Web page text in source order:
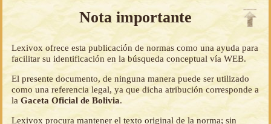
Nota importante
Lexivox ofrece esta publicación de normas como una ayuda para
facilitar su identificación en la búsqueda conceptual vía WEB.
El presente documento, de ninguna manera puede ser utilizado
como una referencia legal, ya que dicha atribución corresponde a
laGaceta Oficial de Bolivia.
Lexivox procura mantener el texto original de la norma; sin